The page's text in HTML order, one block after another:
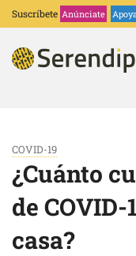
Suscríbete Anúnciate
COVID-19
¿Cuánto
de
casa?